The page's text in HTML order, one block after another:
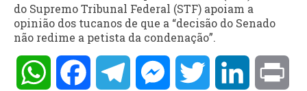
do Supremo Tribunal Federal (STF) apoiam a
opinião dos tucanos de que a “decisão do Senado
não redime a petista da condenação”.
WhatsAppFacebookTelegramMessengerTwitter LinkedIn